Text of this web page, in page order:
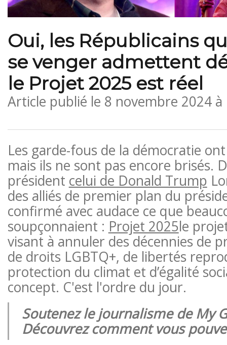
Oui, les Républicains
se venger admettent
le Projet 2025 est réel
Article publié le 8 novembre 2024 à
Les garde-fous de la démocratie
mais ils ne sont pas encore brisés.
président celui de Donald Trump
des alliés de premier plan du
confirmé avec audace ce que
soupçonnaient : Projet 2025le
visant à annuler des décennies de
de droits LGBTQ+, de libertés
protection du climat et d’égalité
concept. C'est l'ordre du jour.
Soutenez le journalisme de My
Découvrez comment vous